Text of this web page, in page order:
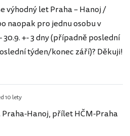
výhodný let Praha – Hanoj /
naopak pro jednu osobu v
30.9. +- 3 dny (případně poslední
týden/konec září)? Děkuji!
10 lety
Praha-Hanoj, přílet HČM-Praha